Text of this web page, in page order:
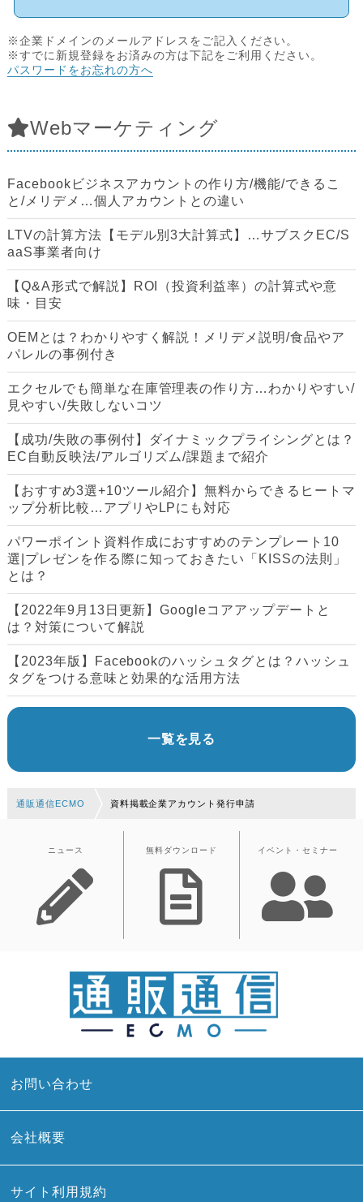
※企業ドメインのメールアドレスをご記入ください。
※すでに新規登録をお済みの方は下記をご利用ください。
パスワードをお忘れの方へ
Webマーケティング
Facebookビジネスアカウントの作り方/機能/できるこ
と/メリデメ…個人アカウントとの違い
LTVの計算方法【モデル別3大計算式】…サブスクEC/S
aaS事業者向け
【Q&A形式で解説】ROI（投資利益率）の計算式や意
味・目安
OEMとは？わかりやすく解説！メリデメ説明/食品やア
パレルの事例付き
エクセルでも簡単な在庫管理表の作り方…わかりやすい/
見やすい/失敗しないコツ
【成功/失敗の事例付】ダイナミックプライシングとは？
EC自動反映法/アルゴリズム/課題まで紹介
【おすすめ3選+10ツール紹介】無料からできるヒートマ
ップ分析比較…アプリやLPにも対応
パワーポイント資料作成におすすめのテンプレート10
選|プレゼンを作る際に知っておきたい「KISSの法則」
とは？
【2022年9月13日更新】Googleコアアップデートと
は？対策について解説
【2023年版】Facebookのハッシュタグとは？ハッシュ
タグをつける意味と効果的な活用方法
一覧を見る
通販通信ECMO 資料掲載企業アカウント発行申請
ニュース 無料ダウンロード イベント・セミナー
お問い合わせ
会社概要
サイト利用規約